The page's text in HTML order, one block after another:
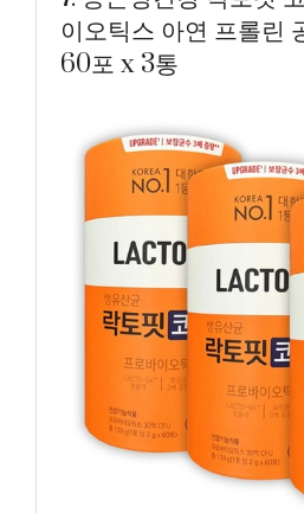
이오틱스 아연 프롤린
60포 x 3통